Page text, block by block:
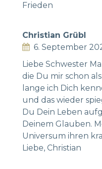
Frieden
Christian Grübl
6. September
Liebe Schwester
die Du mir schon
lange ich Dich
und das wieder
Du Dein Leben
Deinem Glauben.
Universum ihren
Liebe, Christian